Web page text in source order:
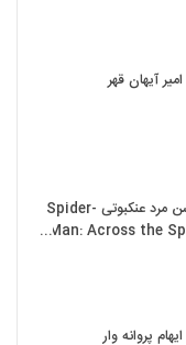
آیهان قهر
دانلود انیمیشن مرد عنکبوتی Spider-
Man: Across the
پروانه وار